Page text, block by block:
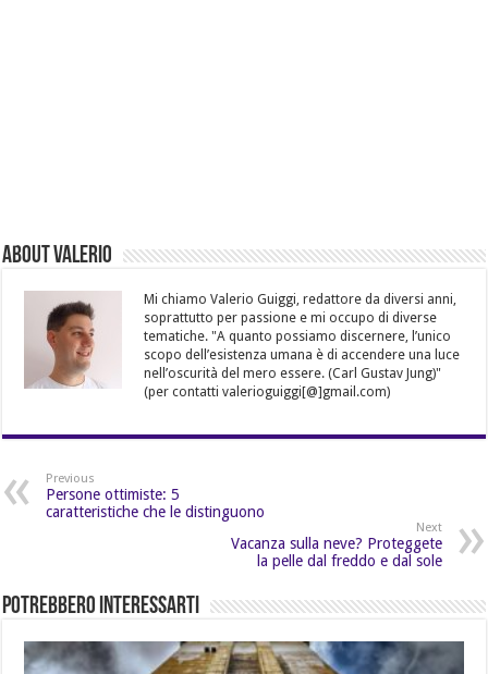
About Valerio
Mi chiamo Valerio Guiggi, redattore da diversi anni,
soprattutto per passione e mi occupo di diverse
tematiche. "A quanto possiamo discernere, l’unico
scopo dell’esistenza umana è di accendere una luce
nell’oscurità del mero essere. (Carl Gustav Jung)"
(per contatti valerioguiggi[@]gmail.com)
Previous
Persone ottimiste: 5
caratteristiche che le distinguono
Next
Vacanza sulla neve? Proteggete
la pelle dal freddo e dal sole
Potrebbero Interessarti